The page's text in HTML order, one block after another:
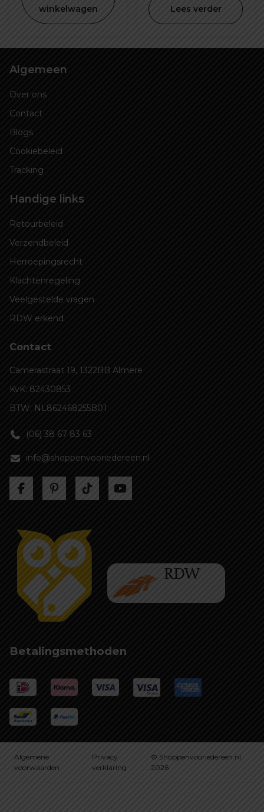
€ 29,99.€ 19,99.
winkelwagen
€ 29,99.€
Lees verder
Algemeen
Over ons
Contact
Blogs
Cookiebeleid
Tracking
Handige links
Retourbeleid
Verzendbeleid
Herroepingsrecht
Klachtenregeling
Veelgestelde vragen
RDW erkend
Contact
Camerastraat 19, 1322BB Almere
KvK: 82430853
BTW: NL862468255B01
(06) 38 67 83 63
info@shoppenvooriedereen.nl
Betalingsmethoden
Algemene
voorwaarden
Privacy
verklaring
© Shoppenvooriedereen.nl
2026